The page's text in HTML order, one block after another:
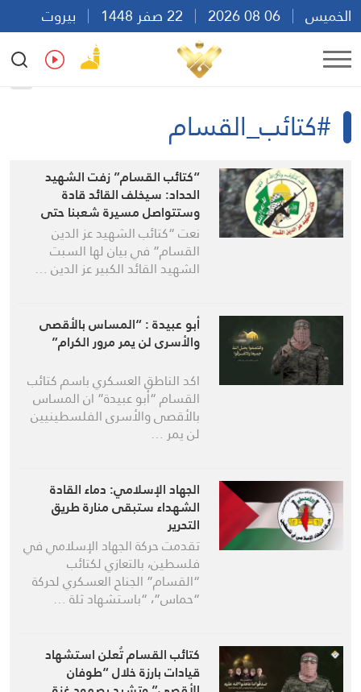
الخميس
بيروت
05:21
Ar
#كتائب_القسام
“كتائب القسام” زفت الشهيد
الحداد: سيخلف القائد قادة
وستتواصل مسيرة شعبنا حتى
التحرير
نعت “كتائب الشهيد عز الدين
القسام” في بيان لها السبت
الشهيد القائد الكبير عز الدين …
أبو عبيدة : “المساس بالأقصى
والأسرى لن يمر مرور الكرام”
اكد الناطق العسكري باسم كتائب
القسام “أبو عبيدة” ان المساس
بالأقصى والأسرى الفلسطينيين
لن يمر …
الجهاد الإسلامي: دماء القادة
الشهداء ستبقى منارة طريق
التحرير
تقدمت حركة الجهاد الإسلامي في
فلسطين، بالتعازي لكتائب
“القسام” الجناح العسكري لحركة
“حماس”، “باستشهاد ثلة …
كتائب القسام تُعلن استشهاد
قيادات بارزة خلال “طوفان